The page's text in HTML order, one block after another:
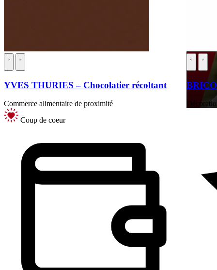
YVES THURIES – Chocolatier récoltant
Commerce alimentaire de proximité
Coup de coeur